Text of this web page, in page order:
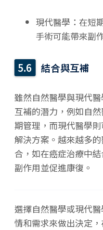
現代醫學：在短
手術可能帶來副
結合與互補
雖然自然醫學與現代
互補的潛力，例如自
期管理，而現代醫學
解決方案。越來越多
合，如在癌症治療中
副作用並促進康復。
選擇自然醫學或現代
情和需求來做出決定